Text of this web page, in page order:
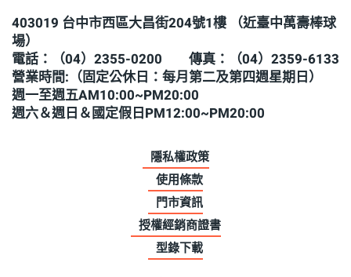
403019 台中市西區大昌街204號1樓 （近臺中萬壽棒球
場）
電話：（04）2355-0200 傳真：（04）2359-6133
營業時間:（固定公休日：每月第二及第四週星期日）
週一至週五AM10:00~PM20:00
週六＆週日＆國定假日PM12:00~PM20:00
隱私權政策
使用條款
門市資訊
授權經銷商證書
型錄下載